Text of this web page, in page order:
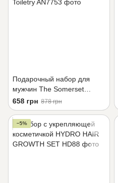
Подарочный набор для
мужчин The Somerset
Toiletry
658 грн 878 грн
−5%